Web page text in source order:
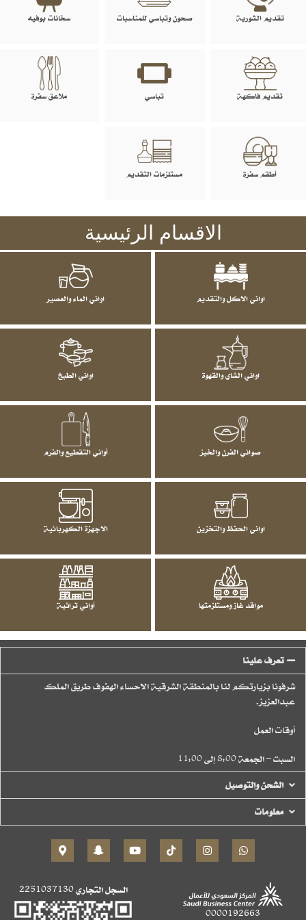
تقديم الشوربة صحون وتباسي للمناسبات سخانات بوفيه
تقديم فاكهة تباسي ملاعق سفرة
أطقم سفرة مستلزمات التقديم
الاقسام الرئيسية
اواني الاكل والتقديم اواني الماء والعصير
اواني الشاي والقهوة اواني الطبخ
صواني الفرن والخبز أواني التقطيع والفرم
اواني الحفظ والتخزين الاجهزة الكهربائية
مواقد غاز ومستلزمتها أواني تراثية
تعرف علينا
شرفونا بزيارتكم لنا بالمنطقة الشرقية الاحساء الهفوف طريق الملك
عبدالعزيز.
أوقات العمل
السبت – الجمعة 8:00 إلى 11:00
الشحن والتوصيل
معلومات
0000192663
السجل التجاري2251037130